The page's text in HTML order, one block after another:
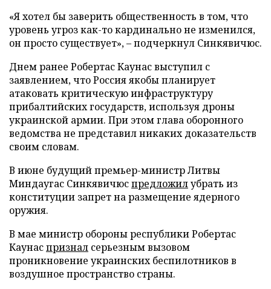
«Я хотел бы заверить общественность в том, что
уровень угроз как-то кардинально не изменился,
он просто существует», – подчеркнул Синкявичюс.
Днем ранее Робертас Каунас выступил с
заявлением, что Россия якобы планирует
атаковать критическую инфраструктуру
прибалтийских государств, используя дроны
украинской армии. При этом глава оборонного
ведомства не представил никаких доказательств
своим словам.
В июне будущий премьер-министр Литвы
Миндаугас Синкявичюспредложилубрать из
конституции запрет на размещение ядерного
оружия.
В мае министр обороны республики Робертас
Каунаспризнал серьезным вызовом
проникновение украинских беспилотников в
воздушное пространство страны.